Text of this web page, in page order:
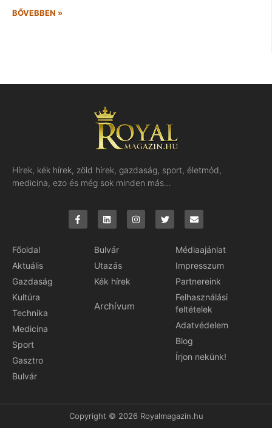
BŐVEBBEN »
Hírek, kék hírek, zöld hírek, gazdaság, sport, életmód,
medicina, ezo és még sok minden más…
Főoldal
Aktuális
Gazdaság
Kultúra
Technika
Medicina
Sport
Gasztro
Bulvár
Bulvár
Utazás
Kék hírek
Archívum
Médiaajánlat
Impresszum
Partnereink
Felhasználási
feltételek
Adatvédelem
Blog
Írjon nekünk!
Copyright © 2026 Royalmagazin.hu